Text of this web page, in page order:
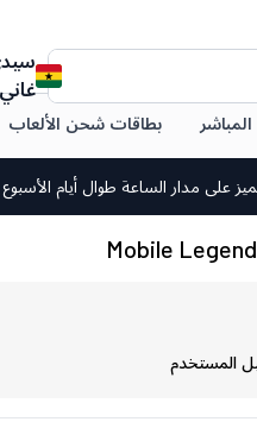
غاني
بطاقات شحن الألعاب
على مدار الساعة طوال أيام الأسبوع
المستخدم